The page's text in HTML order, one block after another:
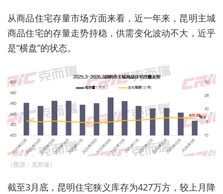
从商品住宅存量市场方面来看，近一年来，昆明主城
商品住宅的存量走势持稳，供需变化波动不大，近乎
是“横盘”的状态。
（图源：克而瑞）
截至3月底，昆明住宅狭义库存为427万方，较上月降